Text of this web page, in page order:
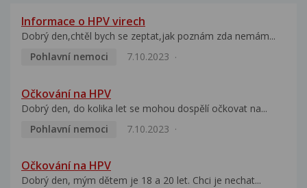
Informace o HPV virech
Dobrý den,chtěl bych se zeptat,jak poznám zda nemám...
Pohlavní nemoci
7.10.2023
Očkování na HPV
Dobrý den, do kolika let se mohou dospělí očkovat na...
Pohlavní nemoci
7.10.2023
Očkování na HPV
Dobrý den, mým dětem je 18 a 20 let. Chci je nechat...